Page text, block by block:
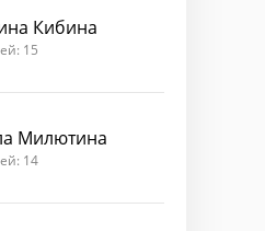
Кибина
15
Милютина
14